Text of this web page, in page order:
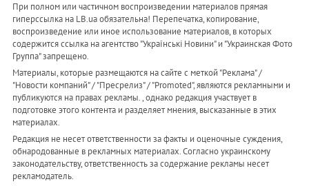
При полном или частичном воспроизведении материалов прямая
гиперссылка на LB.ua обязательна! Перепечатка, копирование,
воспроизведение или иное использование материалов, в которых
содержится ссылка на агентство "Українськi Новини" и "Украинская Фото
Группа" запрещено.
Материалы, которые размещаются на сайте с меткой "Реклама" /
"Новости компаний" / "Пресрелиз" / "Promoted", являются рекламными и
публикуются на правах рекламы. , однако редакция участвует в
подготовке этого контента и разделяет мнения, высказанные в этих
материалах.
Редакция не несет ответственности за факты и оценочные суждения,
обнародованные в рекламных материалах. Согласно украинскому
законодательству, ответственность за содержание рекламы несет
рекламодатель.